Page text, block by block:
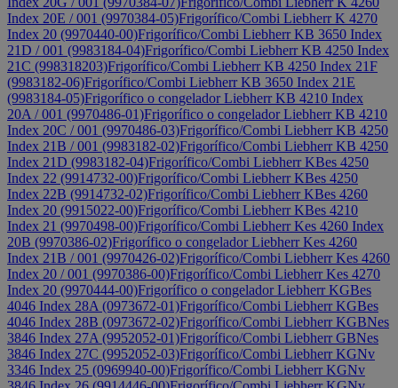
Index 20E / 001 (9970384-05)Frigorífico/Combi Liebherr K 4270
Index 20 (9970440-00)Frigorífico/Combi Liebherr KB 3650 Index
21D / 001 (9983184-04)Frigorífico/Combi Liebherr KB 4250 Index
21C (998318203)Frigorífico/Combi Liebherr KB 4250 Index 21F
(9983182-06)Frigorífico/Combi Liebherr KB 3650 Index 21E
(9983184-05)Frigorífico o congelador Liebherr KB 4210 Index
20A / 001 (9970486-01)Frigorífico o congelador Liebherr KB 4210
Index 20C / 001 (9970486-03)Frigorífico/Combi Liebherr KB 4250
Index 21B / 001 (9983182-02)Frigorífico/Combi Liebherr KB 4250
Index 21D (9983182-04)Frigorífico/Combi Liebherr KBes 4250
Index 22 (9914732-00)Frigorífico/Combi Liebherr KBes 4250
Index 22B (9914732-02)Frigorífico/Combi Liebherr KBes 4260
Index 20 (9915022-00)Frigorífico/Combi Liebherr KBes 4210
Index 21 (9970498-00)Frigorífico/Combi Liebherr Kes 4260 Index
20B (9970386-02)Frigorífico o congelador Liebherr Kes 4260
Index 21B / 001 (9970426-02)Frigorífico/Combi Liebherr Kes 4260
Index 20 / 001 (9970386-00)Frigorífico/Combi Liebherr Kes 4270
Index 20 (9970444-00)Frigorífico o congelador Liebherr KGBes
4046 Index 28A (0973672-01)Frigorífico/Combi Liebherr KGBes
4046 Index 28B (0973672-02)Frigorífico/Combi Liebherr KGBNes
3846 Index 27A (9952052-01)Frigorífico/Combi Liebherr GBNes
3846 Index 27C (9952052-03)Frigorífico/Combi Liebherr KGNv
3346 Index 25 (0969940-00)Frigorífico/Combi Liebherr KGNv